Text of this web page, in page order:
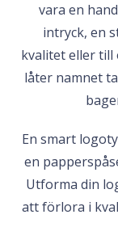
vara en
intryck, en
kvalitet eller till
låter namnet
En smart
en
Utforma din
att förlora i